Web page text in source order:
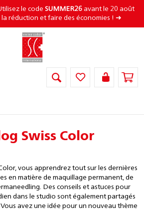
le code SUMMER26 avant le 20 août
réduction et faire des économies ! ➜
Swiss Color
vous apprendrez tout sur les dernières
en matière de maquillage permanent, de
Des conseils et astuces pour
dans le studio sont également partagés
avez une idée pour un nouveau thème